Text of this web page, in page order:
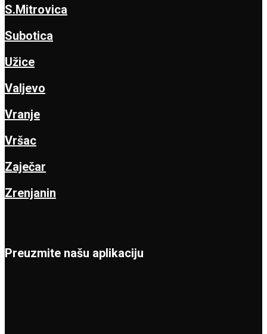
S.Mitrovica
Subotica
Užice
Valjevo
Vranje
Vršac
Zaječar
Zrenjanin
Preuzmite našu aplikaciju